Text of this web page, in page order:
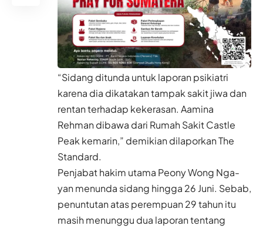
“Sidang ditunda untuk laporan psikiatri
karena dia dikatakan tampak sakit jiwa dan
rentan terhadap kekerasan. Aamina
Rehman dibawa dari Rumah Sakit Castle
Peak kemarin,” demikian dilaporkan The
Standard.
Penjabat hakim utama Peony Wong Nga-
yan menunda sidang hingga 26 Juni. Sebab,
penuntutan atas perempuan 29 tahun itu
masih menunggu dua laporan tentang